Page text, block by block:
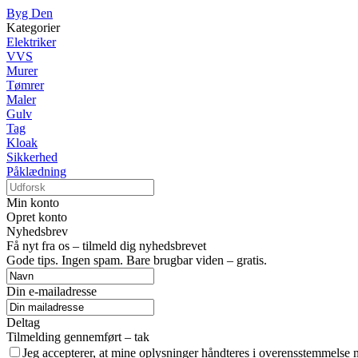
Byg Den
Kategorier
Elektriker
VVS
Murer
Tømrer
Maler
Gulv
Tag
Kloak
Sikkerhed
Påklædning
Min konto
Opret konto
Nyhedsbrev
Få nyt fra os – tilmeld dig nyhedsbrevet
Gode tips. Ingen spam. Bare brugbar viden – gratis.
Din e-mailadresse
Deltag
Tilmelding gennemført – tak
Jeg accepterer, at mine oplysninger håndteres i overensstemmelse